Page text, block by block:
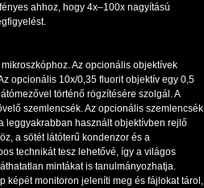
ahhoz, hogy 4x–100x nagyítású
Az opcionális objektívek
opcionális 10x/0,35 fluorit objektív egy 0,5
történő rögzítésére szolgál. A
szemlencsék. Az opcionális szemlencsék
leggyakrabban használt objektívben rejlő
a sötét látóterű kondenzor és a
technikát tesz lehetővé, így a világos
mintákat is tanulmányozhatja.
képét monitoron jeleníti meg és fájlokat tárol,